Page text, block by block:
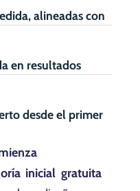
alineadas con
en resultados
desde el primer
inicial gratuita